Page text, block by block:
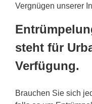
Vergnügen unserer
steht für
Verfügung.
Brauchen Sie sich